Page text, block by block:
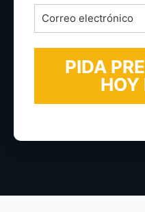
*Correo
electrónico
*